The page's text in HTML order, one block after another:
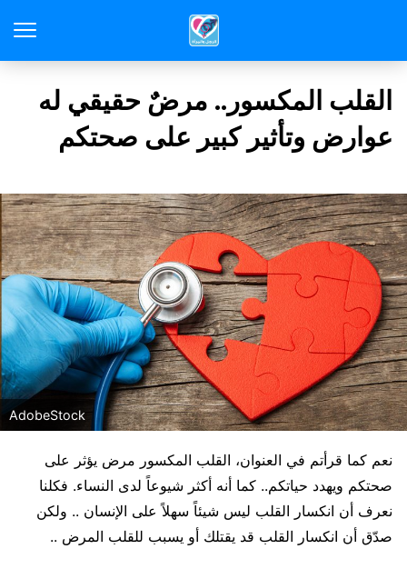
القلب المكسور.. مرضٌ حقيقي له
عوارض وتأثير كبير على صحتكم
AdobeStock
نعم كما قرأتم في العنوان، القلب المكسور مرض يؤثر على
صحتكم ويهدد حياتكم.. كما أنه أكثر شيوعاً لدى النساء. فكلنا
نعرف أن انكسار القلب ليس شيئاً سهلاً على الإنسان .. ولكن
صدّق أن انكسار القلب قد يقتلك أو يسبب للقلب المرض ..